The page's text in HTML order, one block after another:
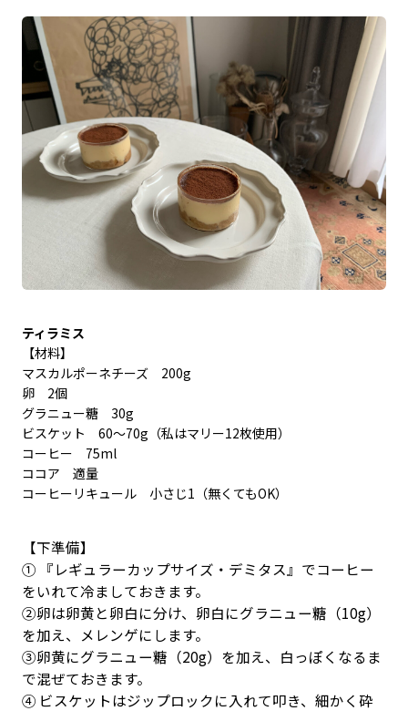
ティラミス
【材料】
マスカルポーネチーズ 200g
卵 2個
グラニュー糖 30g
ビスケット 60〜70g（私はマリー12枚使用）
コーヒー 75ml
ココア 適量
コーヒーリキュール 小さじ1（無くてもOK）
【下準備】
① 『レギュラーカップサイズ・デミタス』でコーヒー
をいれて冷ましておきます。
②卵は卵黄と卵白に分け、卵白にグラニュー糖（10g）
を加え、メレンゲにします。
③卵黄にグラニュー糖（20g）を加え、白っぽくなるま
で混ぜておきます。
④ ビスケットはジップロックに入れて叩き、細かく砕